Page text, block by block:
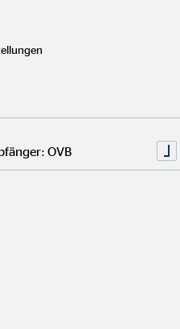
und
sondern wer du bist und
sind deine
Stärken.
und freundlich auftreten
OVB